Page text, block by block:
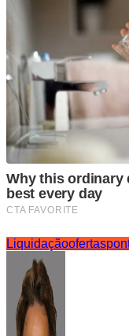
Liquidaçãoofertas